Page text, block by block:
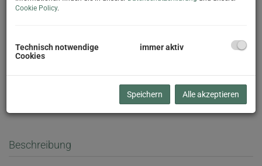
Beschreibung
Cookie Policy.
Technisch notwendige
Cookies
immer aktiv
Speichern Alle akzeptieren